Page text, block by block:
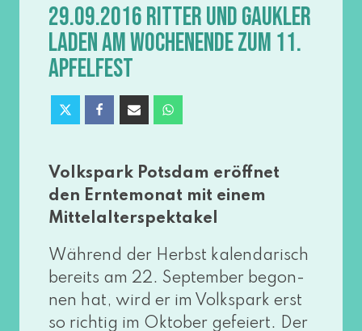
29.09.2016 RITTER UND GAUKLER
LADEN AM WOCHENENDE ZUM 11.
APFELFEST
Volkspark Potsdam eröff­net
den Erntemonat mit einem
Mittelalterspektakel
Während der Herbst kalen­da­risch
bereits am 22. September begon­
nen hat, wird er im Volkspark erst
so rich­tig im Oktober gefei­ert. Der